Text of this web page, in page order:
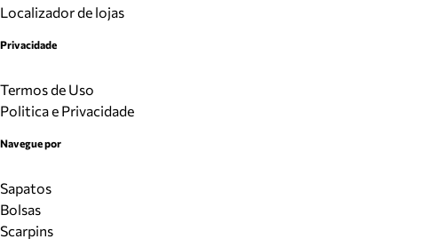
Localizador de lojas
Privacidade
Termos de Uso
Politica e Privacidade
Navegue por
Sapatos
Bolsas
Scarpins